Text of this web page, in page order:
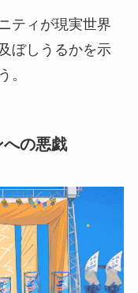
ティが現実世界
ぼしうるかを示
。
の悪戯